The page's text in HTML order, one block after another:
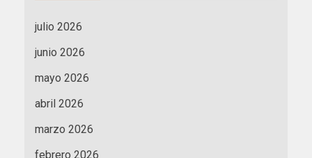
julio 2026
junio 2026
mayo 2026
abril 2026
marzo 2026
febrero 2026